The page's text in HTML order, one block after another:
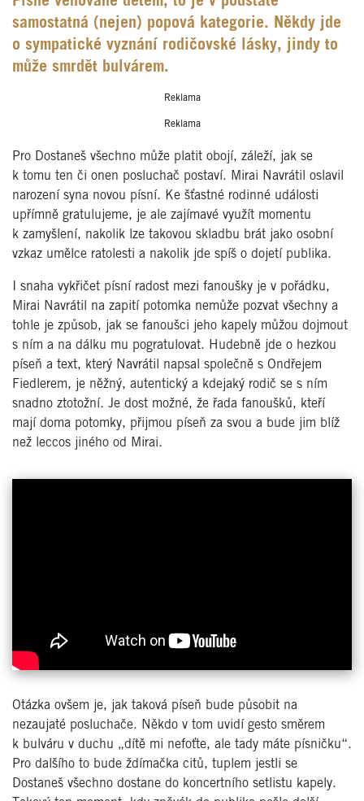
samostatná (nejen) popová kategorie. Někdy jde
o sympatické vyznání rodičovské lásky, jindy to
může smrdět bulvárem.
Reklama
Reklama
Pro Dostaneš všechno může platit obojí, záleží, jak se
k tomu ten či onen posluchač postaví. Mirai Navrátil oslavil
narození syna novou písní. Ke šťastné rodinné události
upřímně gratulujeme, je ale zajímavé využít momentu
k zamyšlení, nakolik lze takovou skladbu brát jako osobní
vzkaz umělce ratolesti a nakolik jde spíš o dojetí publika.
I snaha vykřičet písní radost mezi fanoušky je v pořádku,
Mirai Navrátil na zapití potomka nemůže pozvat všechny a
tohle je způsob, jak se fanoušci jeho kapely můžou dojmout
s ním a na dálku mu pogratulovat. Hudebně jde o hezkou
píseň a text, který Navrátil napsal společně s Ondřejem
Fiedlerem, je něžný, autentický a kdejaký rodič se s ním
snadno ztotožní. Je dost možné, že řada fanoušků, kteří
mají doma potomky, přijmou píseň za svou a bude jim blíž
než leccos jiného od Mirai.
Otázka ovšem je, jak taková píseň bude působit na
nezaujaté posluchače. Někdo v tom uvidí gesto směrem
k bulváru v duchu „dítě mi nefoťte, ale tady máte písničku“.
Pro dalšího to bude ždímačka citů, tuplem jestli se
Dostaneš všechno dostane do koncertního setlistu kapely.